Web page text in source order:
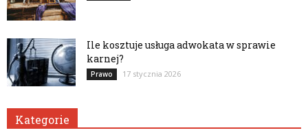
Ile kosztuje usługa adwokata w sprawie
karnej?
Prawo 17 stycznia 2026
Kategorie